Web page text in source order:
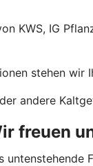
KWS, IG
stehen
andere
freuen